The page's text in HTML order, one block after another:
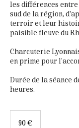
les différences entre
sud de la région,
terroir et leur
paisible fleuve du
Charcuterie
en prime pour
Durée de la séance
heures.
90 €